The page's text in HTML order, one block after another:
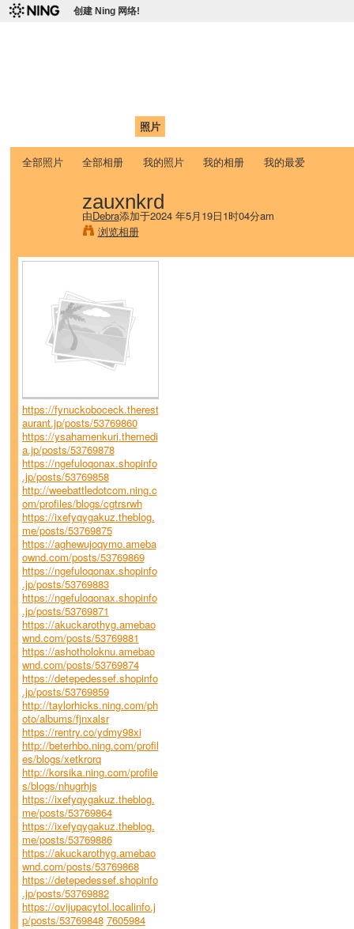
创建 Ning 网络!
照片
全部照片 全部相册 我的照片 我的相册 我的最爱
zauxnkrd
由Debra添加于2024 年5月19日1时04分am
浏览相册
https://fynuckoboceck.therest
aurant.jp/posts/53769860
https://ysahamenkuri.themedi
a.jp/posts/53769878
https://ngefuloqonax.shopinfo
.jp/posts/53769858
http://weebattledotcom.ning.c
om/profiles/blogs/cgtrsrwh
https://ixefyqygakuz.theblog.
me/posts/53769875
https://aghewujoqymo.ameba
ownd.com/posts/53769869
https://ngefuloqonax.shopinfo
.jp/posts/53769883
https://ngefuloqonax.shopinfo
.jp/posts/53769871
https://akuckarothyg.amebao
wnd.com/posts/53769881
https://ashotholoknu.amebao
wnd.com/posts/53769874
https://detepedessef.shopinfo
.jp/posts/53769859
http://taylorhicks.ning.com/ph
oto/albums/fjnxalsr
https://rentry.co/ydmy98xi
http://beterhbo.ning.com/profil
es/blogs/xetkrorq
http://korsika.ning.com/profile
s/blogs/nhugrhjs
https://ixefyqygakuz.theblog.
me/posts/53769864
https://ixefyqygakuz.theblog.
me/posts/53769886
https://akuckarothyg.amebao
wnd.com/posts/53769868
https://detepedessef.shopinfo
.jp/posts/53769882
https://ovijupacytol.localinfo.j
p/posts/53769848 7605984